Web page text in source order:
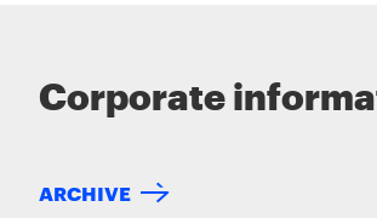
Corporate
ARCHIVE